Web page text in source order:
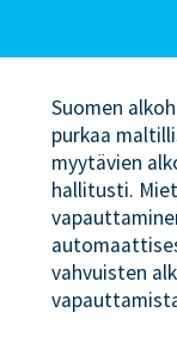
Suomen
purkaa
myytävien
hallitusti.
vahvuisten